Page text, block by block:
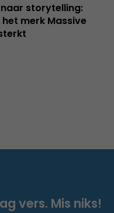
storytelling:
merk Massive
vers. Mis niks!